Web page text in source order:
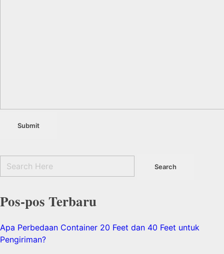
Pos-pos Terbaru
Apa Perbedaan Container 20 Feet dan 40 Feet untuk
Pengiriman?